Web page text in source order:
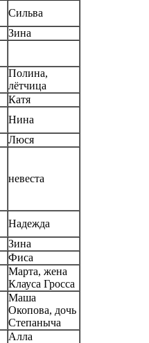
Сильва
Зина
Полина,
лётчица
Катя
Нина
Люся
невеста
Надежда
Зина
Фиса
Марта, жена
Клауса Гросса
Маша
Окопова, дочь
Степаныча
Алла